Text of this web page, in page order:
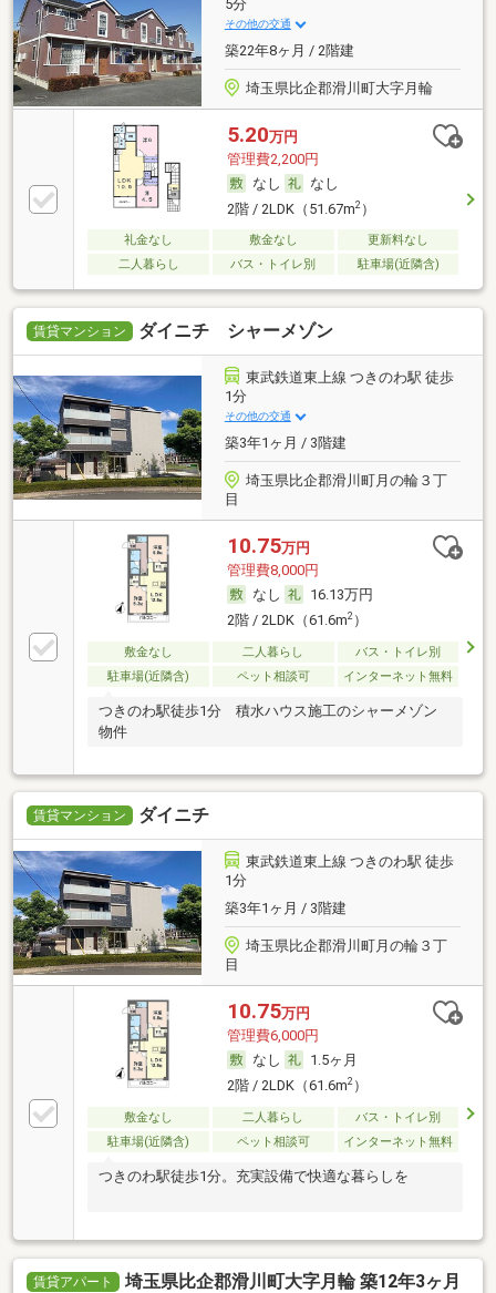
5分
その他の交通
築22年8ヶ月 / 2階建
埼玉県比企郡滑川町大字月輪
5.20万円
管理費2,200円
なし
なし
2階 / 2LDK（51.67m2）
礼金なし 敷金なし
更新料なし
二人暮らし
バス・トイレ別 駐車場(近隣含)
賃貸マンション ダイニチ シャーメゾン
東武鉄道東上線 つきのわ駅 徒歩
1分
その他の交通
築3年1ヶ月 / 3階建
埼玉県比企郡滑川町月の輪３丁
目
10.75万円
管理費8,000円
なし
16.13万円
2階 / 2LDK（61.6m2）
敷金なし 二人暮らし
バス・トイレ別
駐車場(近隣含)
ペット相談可 インターネット無料
つきのわ駅徒歩1分 積水ハウス施工のシャーメゾン
物件
賃貸マンション ダイニチ
東武鉄道東上線 つきのわ駅 徒歩
1分
築3年1ヶ月 / 3階建
埼玉県比企郡滑川町月の輪３丁
目
10.75万円
管理費6,000円
なし
1.5ヶ月
2階 / 2LDK（61.6m2）
敷金なし 二人暮らし
バス・トイレ別
駐車場(近隣含)
ペット相談可 インターネット無料
つきのわ駅徒歩1分。充実設備で快適な暮らしを
賃貸アパート
埼玉県比企郡滑川町大字月輪 築12年3ヶ月